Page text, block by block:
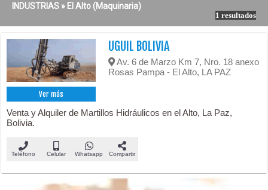
INDUSTRIAS » El Alto (Maquinaria)
1 resultados
Ver más
UGUIL BOLIVIA
Av. 6 de Marzo Km 7, Nro. 18 anexo
Rosas Pampa - El Alto, LA PAZ
Venta y Alquiler de Martillos Hidráulicos en el Alto, La Paz,
Bolivia.
Teléfono Celular Whatsapp Compartir